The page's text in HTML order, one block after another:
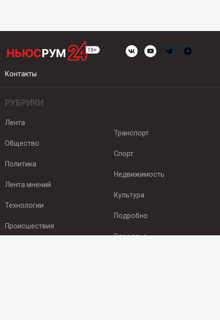
Контакты
РУБРИКИ
Лента
Общество
Политика
Лента мнений
Технологии
Происшествия
Транспорт
Спорт
Недвижимость
Культура
Подробно
Здоровье